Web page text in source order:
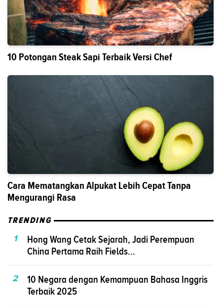
10 Potongan Steak Sapi Terbaik Versi Chef
Cara Mematangkan Alpukat Lebih Cepat Tanpa
Mengurangi Rasa
TRENDING
1
Hong Wang Cetak Sejarah, Jadi Perempuan
China Pertama Raih Fields...
2
10 Negara dengan Kemampuan Bahasa Inggris
Terbaik 2025